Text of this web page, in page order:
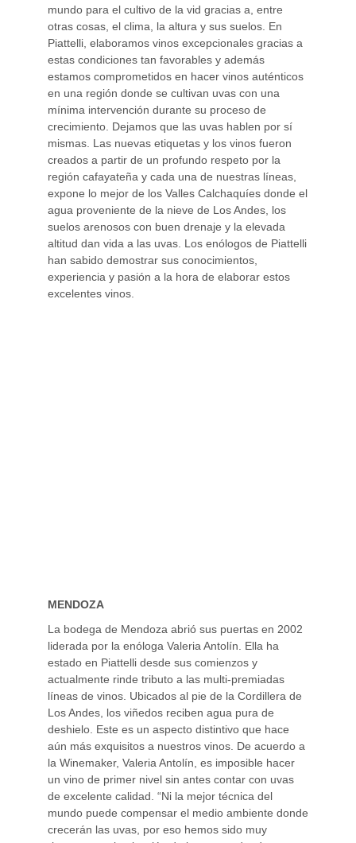
mundo para el cultivo de la vid gracias a, entre
otras cosas, el clima, la altura y sus suelos. En
Piattelli, elaboramos vinos excepcionales gracias a
estas condiciones tan favorables y además
estamos comprometidos en hacer vinos auténticos
en una región donde se cultivan uvas con una
mínima intervención durante su proceso de
crecimiento. Dejamos que las uvas hablen por sí
mismas. Las nuevas etiquetas y los vinos fueron
creados a partir de un profundo respeto por la
región cafayateña y cada una de nuestras líneas,
expone lo mejor de los Valles Calchaquíes donde el
agua proveniente de la nieve de Los Andes, los
suelos arenosos con buen drenaje y la elevada
altitud dan vida a las uvas. Los enólogos de Piattelli
han sabido demostrar sus conocimientos,
experiencia y pasión a la hora de elaborar estos
excelentes vinos.
MENDOZA
La bodega de Mendoza abrió sus puertas en 2002
liderada por la enóloga Valeria Antolín. Ella ha
estado en Piattelli desde sus comienzos y
actualmente rinde tributo a las multi-premiadas
líneas de vinos. Ubicados al pie de la Cordillera de
Los Andes, los viñedos reciben agua pura de
deshielo. Este es un aspecto distintivo que hace
aún más exquisitos a nuestros vinos. De acuerdo a
la Winemaker, Valeria Antolín, es imposible hacer
un vino de primer nivel sin antes contar con uvas
de excelente calidad. “Ni la mejor técnica del
mundo puede compensar el medio ambiente donde
crecerán las uvas, por eso hemos sido muy